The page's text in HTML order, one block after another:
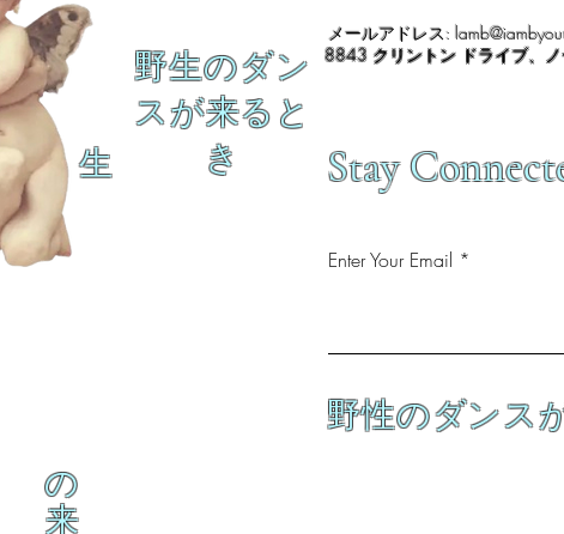
生
の
来
メールアドレス:
野生のダン
スが来ると
き
8843 クリントン ドライブ、
Stay
Enter Your Email
野性のダンス